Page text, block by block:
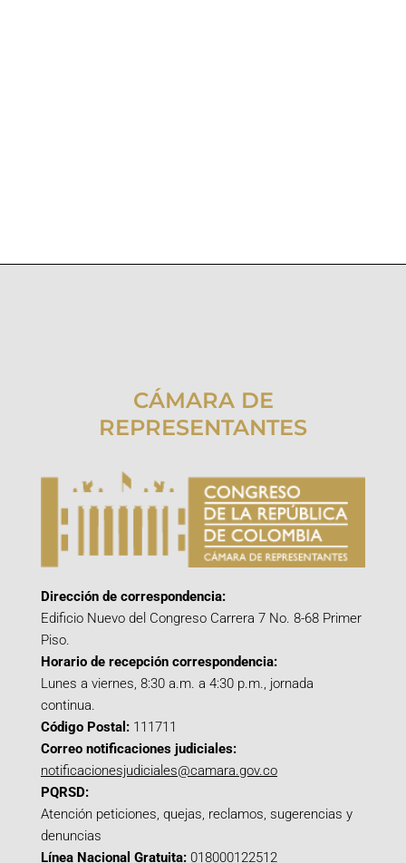
CÁMARA DE
REPRESENTANTES
Dirección de correspondencia:
Edificio Nuevo del Congreso Carrera 7 No. 8-68 Primer
Piso.
Horario de recepción correspondencia:
Lunes a viernes, 8:30 a.m. a 4:30 p.m., jornada
continua.
Código Postal: 111711
Correo notificaciones judiciales:
notificacionesjudiciales@camara.gov.co
PQRSD:
Atención peticiones, quejas, reclamos, sugerencias y
denuncias
Línea Nacional Gratuita: 018000122512